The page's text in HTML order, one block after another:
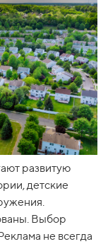
развитую
детские
Выбор
не всегда